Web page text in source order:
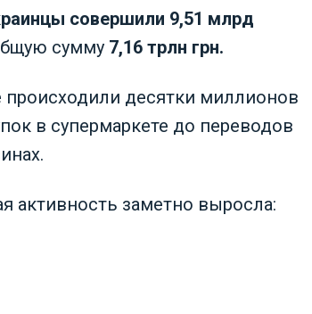
совершили 9,51 млрд
сумму 7,16 трлн грн.
десятки миллионов
в супермаркете до переводов
активность заметно выросла: